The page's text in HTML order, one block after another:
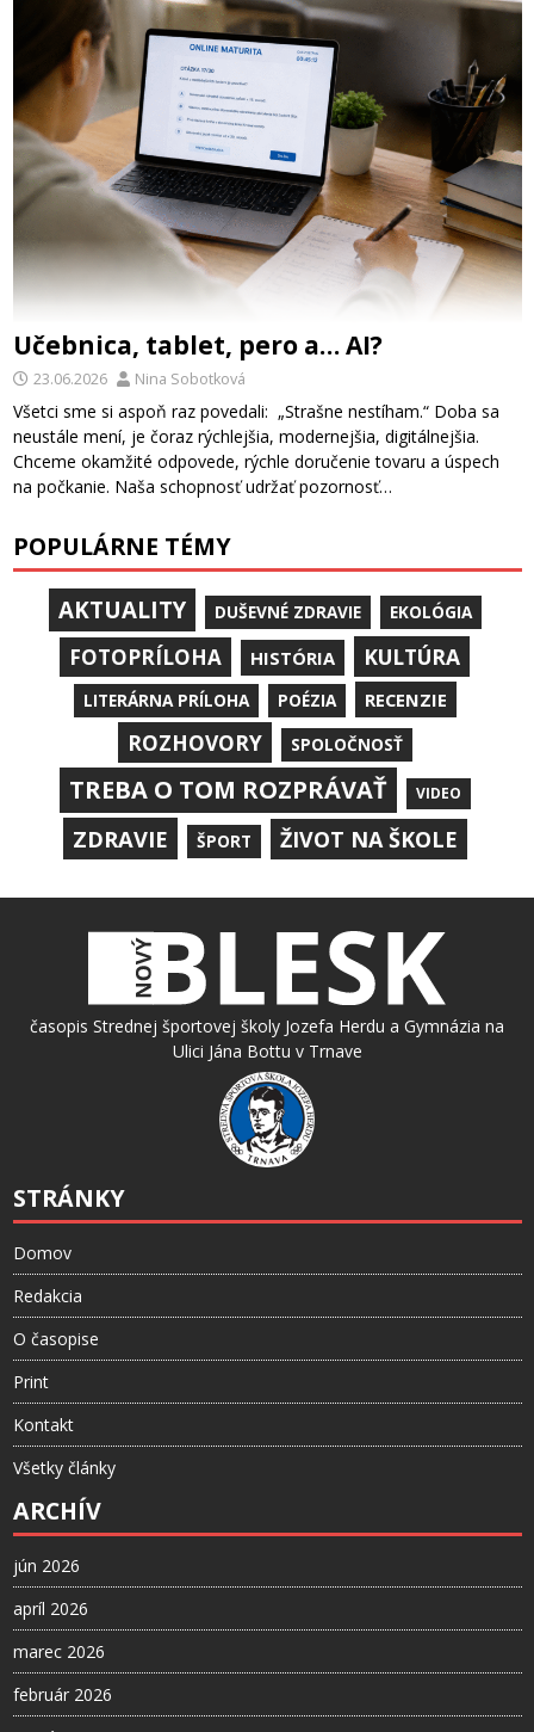
Učebnica, tablet, pero a… AI?
23.06.2026 Nina Sobotková
Všetci sme si aspoň raz povedali: „Strašne nestíham.“ Doba sa
neustále mení, je čoraz rýchlejšia, modernejšia, digitálnejšia.
Chceme okamžité odpovede, rýchle doručenie tovaru a úspech
na počkanie. Naša schopnosť udržať pozornosť…
POPULÁRNE TÉMY
AKTUALITY DUŠEVNÉ ZDRAVIE EKOLÓGIA
FOTOPRÍLOHA HISTÓRIA KULTÚRA
LITERÁRNA PRÍLOHA POÉZIA RECENZIE
ROZHOVORY SPOLOČNOSŤ
TREBA O TOM ROZPRÁVAŤ VIDEO
ZDRAVIE ŠPORT ŽIVOT NA ŠKOLE
časopis Strednej športovej školy Jozefa Herdu a Gymnázia na
Ulici Jána Bottu v Trnave
STRÁNKY
Domov
Redakcia
O časopise
Print
Kontakt
Všetky články
ARCHÍV
jún 2026
apríl 2026
marec 2026
február 2026